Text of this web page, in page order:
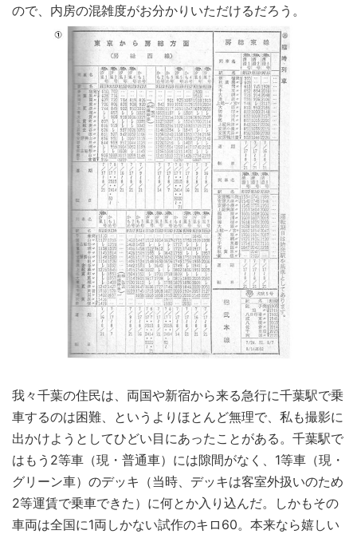
ので、内房の混雑度がお分かりいただけるだろう。
我々千葉の住民は、両国や新宿から来る急行に千葉駅で乗
車するのは困難、というよりほとんど無理で、私も撮影に
出かけようとしてひどい目にあったことがある。千葉駅で
はもう2等車（現・普通車）には隙間がなく、1等車（現・
グリーン車）のデッキ（当時、デッキは客室外扱いのため
2等運賃で乗車できた）に何とか入り込んだ。しかもその
車両は全国に1両しかない試作のキロ60。本来なら嬉しい